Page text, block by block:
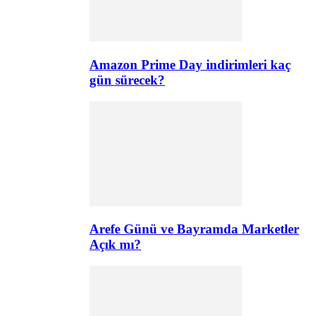
Amazon Prime Day indirimleri kaç
gün sürecek?
Arefe Günü ve Bayramda Marketler
Açık mı?